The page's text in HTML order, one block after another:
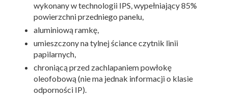
wykonany w technologii IPS, wypełniający 85%
powierzchni przedniego panelu,
aluminiową ramkę,
umieszczony na tylnej ściance czytnik linii
papilarnych,
chroniącą przed zachlapaniem powłokę
oleofobową (nie ma jednak informacji o klasie
odporności IP).